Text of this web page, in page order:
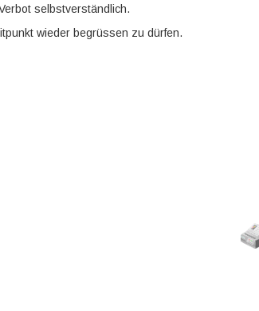
selbstverständlich.
wieder begrüssen zu dürfen.